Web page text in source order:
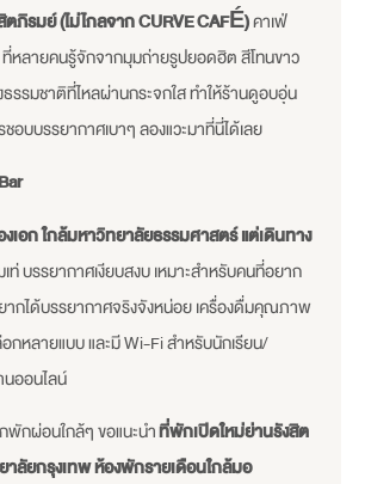
ภิรมย์ (ไม่ไกลจาก CURVE CAFÉ)คาเฟ่
ลายคนรู้จักจากมุมถ่ายรูปยอดฮิต สีโทนขาว
รรมชาติที่ไหลผ่านกระจกใส ทำให้ร้านดูอบอุ่น
อบบรรยากาศเบาๆ ลองแวะมาที่นี่ได้เลย
เอก ใกล้มหาวิทยาลัยธรรมศาสตร์ แต่เดินทาง
เท่ บรรยากาศเงียบสงบ เหมาะสำหรับคนที่อยาก
ากได้บรรยากาศจริงจังหน่อย เครื่องดื่มคุณภาพ
กหลายแบบ และมี Wi-Fi สำหรับนักเรียน/
ออนไลน์
พักผ่อนใกล้ๆ ขอแนะนำที่พักเปิดใหม่ย่านรังสิต
าลัยกรุงเทพ ห้องพักรายเดือนใกล้มอ